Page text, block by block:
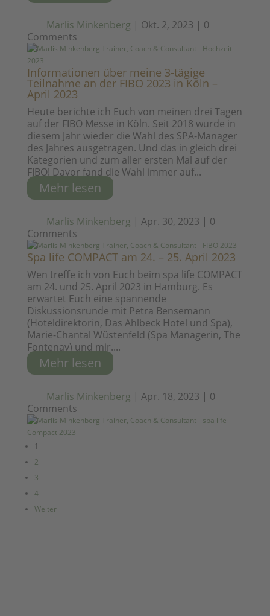
Marlis Minkenberg | Okt. 2, 2023 | 0
Comments
Informationen über meine 3-tägige
Teilnahme an der FIBO 2023 in Köln –
April 2023
Heute berichte ich Euch von meinen drei Tagen
auf der FIBO Messe in Köln. Seit 2018 wurde in
diesem Jahr wieder die Wahl des SPA-Manager
des Jahres ausgetragen. Und das in gleich drei
Kategorien und zum aller ersten Mal auf der
FIBO! Davor fand die Wahl immer auf...
Mehr lesen
Marlis Minkenberg | Apr. 30, 2023 | 0
Comments
Spa life COMPACT am 24. – 25. April 2023
Wen treffe ich von Euch beim spa life COMPACT
am 24. und 25. April 2023 in Hamburg. Es
erwartet Euch eine spannende
Diskussionsrunde mit Petra Bensemann
(Hoteldirektorin, Das Ahlbeck Hotel und Spa),
Marie-Chantal Wüstenfeld (Spa Managerin, The
Fontenay) und mir....
Mehr lesen
Marlis Minkenberg | Apr. 18, 2023 | 0
Comments
1
2
3
4
Weiter